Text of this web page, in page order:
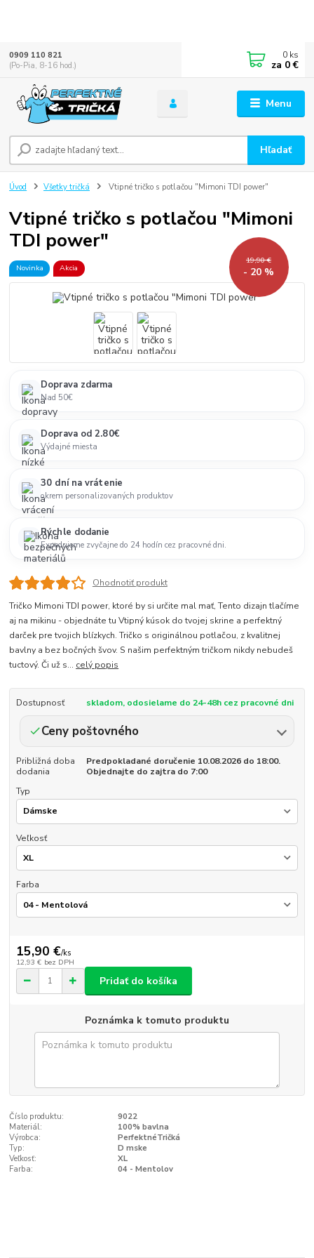
Menu
Hľadať
0909 110 821
(Po-Pia, 8-16 hod.)
0 ks
za 0 €
Úvod Všetky tričká Vtipné tričko s potlačou "Mimoni TDI power"
Vtipné tričko s potlačou "Mimoni
TDI power"
Novinka Akcia
19,90 €
- 20 %
Doprava zdarma
Nad 50€
Doprava od 2.80€
Výdajné miesta
30 dní na vrátenie
okrem personalizovaných produktov
Rýchle dodanie
Expedujeme zvyčajne do 24 hodín cez pracovné dni.
Ohodnotiť produkt
Tričko Mimoni TDI power, ktoré by si určite mal mať, Tento dizajn tlačíme
aj na mikinu - objednáte tu Vtipný kúsok do tvojej skrine a perfektný
darček pre tvojich blízkych. Tričko s originálnou potlačou, z kvalitnej
bavlny a bez bočných švov. S našim perfektným tričkom nikdy nebudeš
tuctový. Či už s... celý popis
Dostupnosť skladom, odosielame do 24-48h cez pracovné dni
Ceny poštovného
Približná doba
dodania
Predpokladané doručenie 10.08.2026 do 18:00.
Objednajte do zajtra do 7:00
Typ
Veľkosť
Farba
15,90 €/ks
12,93 € bez DPH
Pridať do košíka
Poznámka k tomuto produktu
Číslo produktu:
9022
Materiál:
100% bavlna
Výrobca:
PerfektnéTričká
Typ:
D mske
Veľkosť:
XL
Farba:
04 - Mentolov